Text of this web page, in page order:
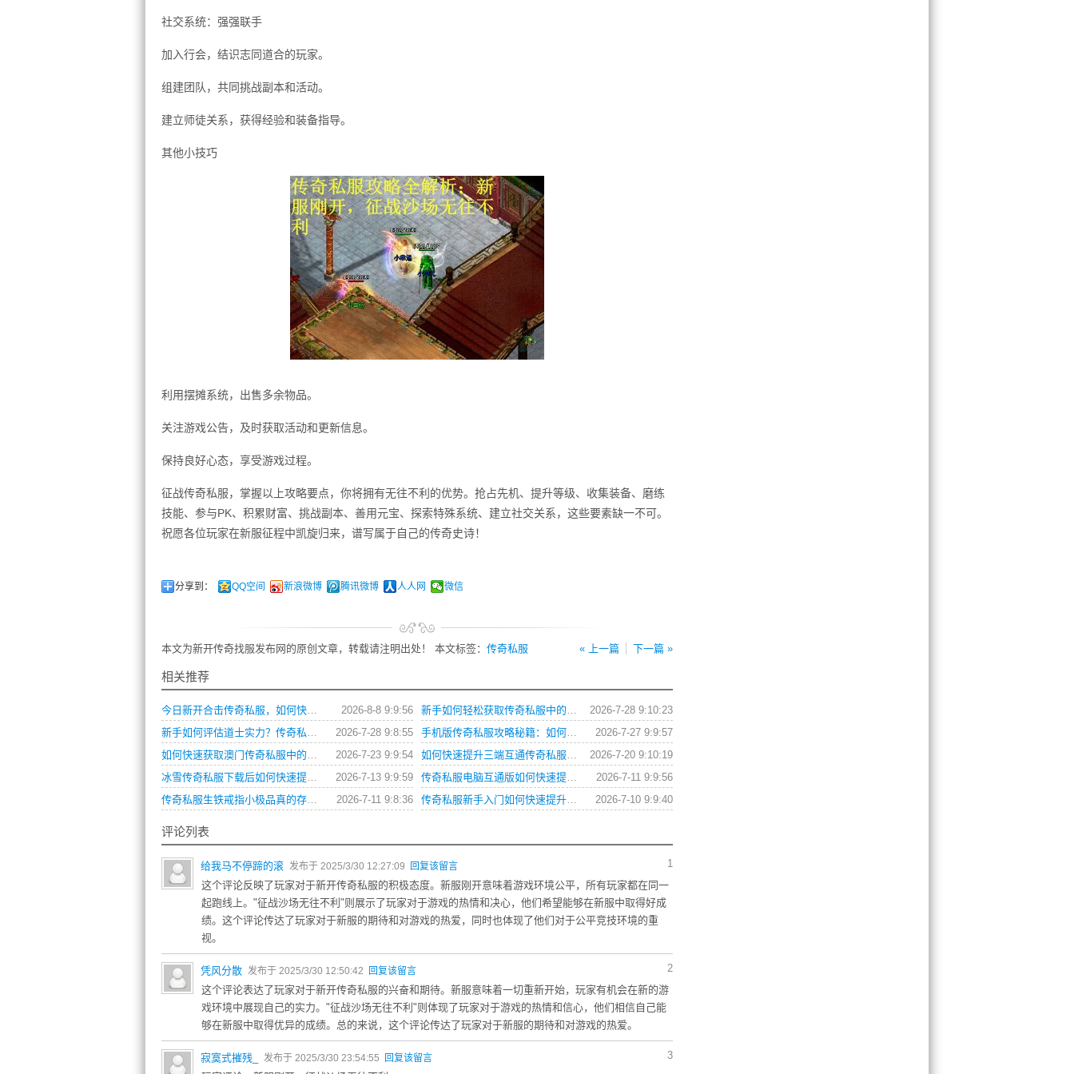
社交系统：强强联手
加入行会，结识志同道合的玩家。
组建团队，共同挑战副本和活动。
建立师徒关系，获得经验和装备指导。
其他小技巧
利用摆摊系统，出售多余物品。
关注游戏公告，及时获取活动和更新信息。
保持良好心态，享受游戏过程。
征战传奇私服，掌握以上攻略要点，你将拥有无往不利的优势。抢占先机、提升等级、收集装备、磨练
技能、参与PK、积累财富、挑战副本、善用元宝、探索特殊系统、建立社交关系，这些要素缺一不可。
祝愿各位玩家在新服征程中凯旋归来，谱写属于自己的传奇史诗！
分享到： QQ空间 新浪微博 腾讯微博 人人网 微信
« 上一篇 下一篇 »
本文为新开传奇找服发布网的原创文章，转载请注明出处！ 本文标签： 传奇私服
相关推荐
2026-8-8 9:9:56
今日新开合击传奇私服，如何快速提升角色战力？ 2026-7-28 9:10:23
新手如何轻松获取传奇私服中的各类游戏礼包？
2026-7-28 9:8:55
新手如何评估道士实力？传奇私服玩家操作习惯全解析 2026-7-27 9:9:57
手机版传奇私服攻略秘籍：如何快速提升战力？
2026-7-23 9:9:54
如何快速获取澳门传奇私服中的顶级装备？ 2026-7-20 9:10:19
如何快速提升三端互通传奇私服角色战斗力？
2026-7-13 9:9:59
冰雪传奇私服下载后如何快速提升角色等级？ 2026-7-11 9:9:56
传奇私服电脑互通版如何快速提升角色等级？
2026-7-11 9:8:36
传奇私服生铁戒指小极品真的存在吗？如何获取？ 2026-7-10 9:9:40
传奇私服新手入门如何快速提升战力？
评论列表
1
给我马不停蹄的滚 发布于 2025/3/30 12:27:09 回复该留言
这个评论反映了玩家对于新开传奇私服的积极态度。新服刚开意味着游戏环境公平，所有玩家都在同一
起跑线上。"征战沙场无往不利"则展示了玩家对于游戏的热情和决心，他们希望能够在新服中取得好成
绩。这个评论传达了玩家对于新服的期待和对游戏的热爱，同时也体现了他们对于公平竞技环境的重
视。
2
凭风分散 发布于 2025/3/30 12:50:42 回复该留言
这个评论表达了玩家对于新开传奇私服的兴奋和期待。新服意味着一切重新开始，玩家有机会在新的游
戏环境中展现自己的实力。"征战沙场无往不利"则体现了玩家对于游戏的热情和信心，他们相信自己能
够在新服中取得优异的成绩。总的来说，这个评论传达了玩家对于新服的期待和对游戏的热爱。
3
寂寞式摧残_ 发布于 2025/3/30 23:54:55 回复该留言